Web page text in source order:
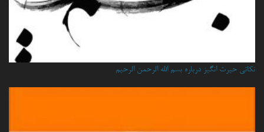
نكاتي حيرت انگيز درباره بسم الله الرحمن الرحيم